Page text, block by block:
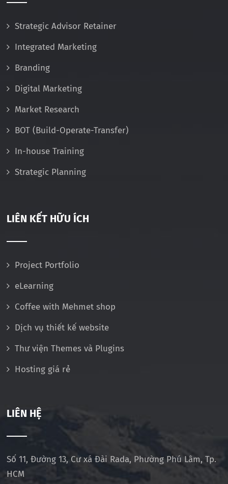
Strategic Advisor Retainer
Integrated Marketing
Branding
Digital Marketing
Market Research
BOT (Build-Operate-Transfer)
In-house Training
Strategic Planning
LIÊN KẾT HỮU ÍCH
Project Portfolio
eLearning
Coffee with Mehmet shop
Dịch vụ thiết kế website
Thư viện Themes và Plugins
Hosting giá rẻ
LIÊN HỆ
Số 11, Đường 13, Cư xá Đài Rada, Phường Phú Lâm, Tp.
HCM